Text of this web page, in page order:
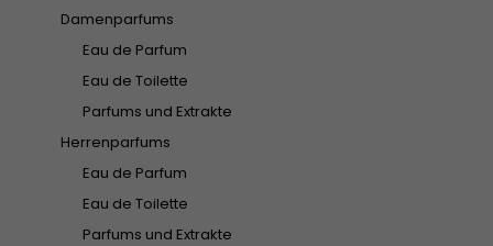
Damenparfums
Eau de Parfum
Eau de Toilette
Parfums und Extrakte
Herrenparfums
Eau de Parfum
Eau de Toilette
Parfums und Extrakte